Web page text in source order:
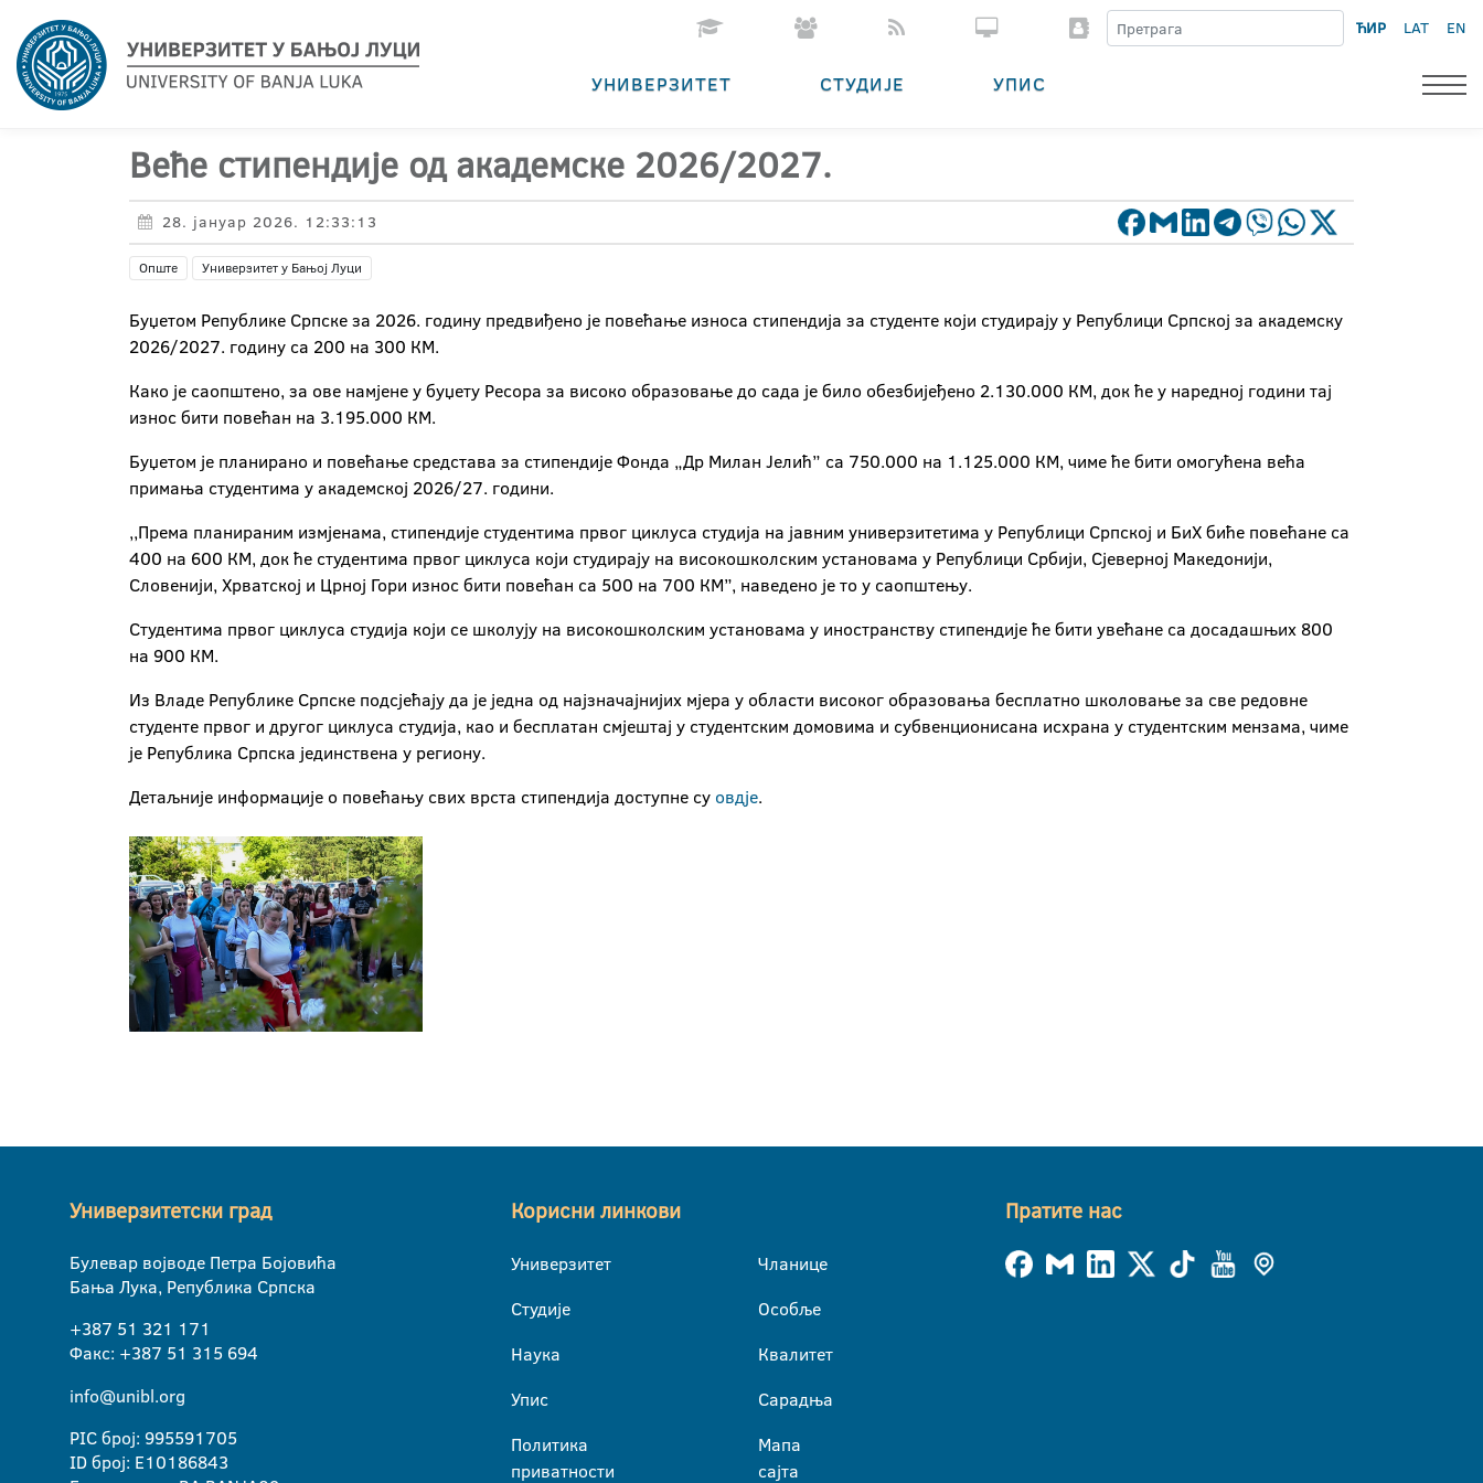
ЋИР LAT EN
УНИВЕРЗИТЕТ СТУДИЈЕ УПИС
Веће стипендије од академске 2026/2027.
28. јануар 2026. 12:33:13
Опште Универзитет у Бањој Луци
Буџетом Републике Српске за 2026. годину предвиђено је повећање износа стипендија за студенте који студирају у Републици Српској за академску
2026/2027. годину са 200 на 300 КМ.
Како је саопштено, за ове намјене у буџету Ресора за високо образовање до сада је било обезбијеђено 2.130.000 КМ, док ће у наредној години тај
износ бити повећан на 3.195.000 КМ.
Буџетом је планирано и повећање средстава за стипендије Фонда „Др Милан Јелић” са 750.000 на 1.125.000 КМ, чиме ће бити омогућена већа
примања студентима у академској 2026/27. години.
,,Према планираним измјенама, стипендије студентима првог циклуса студија на јавним универзитетима у Републици Српској и БиХ биће повећане са
400 на 600 КМ, док ће студентима првог циклуса који студирају на високошколским установама у Републици Србији, Сјеверној Македонији,
Словенији, Хрватској и Црној Гори износ бити повећан са 500 на 700 КМ”, наведено је то у саопштењу.
Студентима првог циклуса студија који се школују на високошколским установама у иностранству стипендије ће бити увећане са досaдашњих 800
на 900 КМ.
Из Владе Републике Српске подсјећају да је једна од најзначајнијих мјера у области високог образовања бесплатно школовање за све редовне
студенте првог и другог циклуса студија, као и бесплатан смјештај у студентским домовима и субвенционисана исхрана у студентским мензама, чиме
је Република Српска јединствена у региону.
Детаљније информације о повећању свих врста стипендија доступне су овдје.
Универзитетски град
Булевар војводе Петра Бојовића
Бања Лука, Република Српска
+387 51 321 171
Факс: +387 51 315 694
info@unibl.org
PIC број: 995591705
ID број: E10186843
Корисни линкови
Универзитет
Студије
Наука
Упис
Политика
приватности
Чланице
Особље
Квалитет
Сарадња
Мапа
сајта
Пратите нас